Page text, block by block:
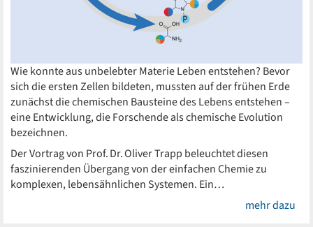
Wie konnte aus unbelebter Materie Leben entstehen? Bevor
sich die ersten Zellen bildeten, mussten auf der frühen Erde
zunächst die chemischen Bausteine des Lebens entstehen –
eine Entwicklung, die Forschende als chemische Evolution
bezeichnen.
Der Vortrag von Prof. Dr. Oliver Trapp beleuchtet diesen
faszinierenden Übergang von der einfachen Chemie zu
komplexen, lebensähnlichen Systemen. Ein…
mehr dazu